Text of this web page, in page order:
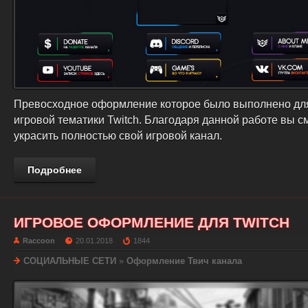
Превосходное оформление которое было выполнено
игровой тематики Twitch. Благодаря данной работе вы
украсить полностью свой игровой канал.
Подробнее
ИГРОВОЕ ОФОРМЛЕНИЕ ДЛЯ TWITCH
Raccoon 20.01.2018 1844
СОЦИАЛЬНЫЕ СЕТИ » Оформление Твич канала